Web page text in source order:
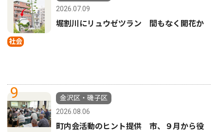
社会
2026.07.09
堀割川にリュウゼツラン 間もなく開花か
9
金沢区・磯子区
2026.08.06
町内会活動のヒント提供 市、９月から役